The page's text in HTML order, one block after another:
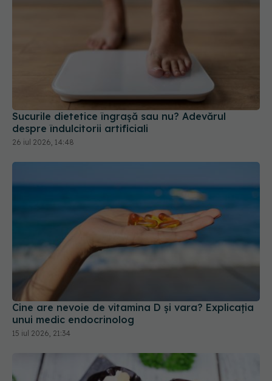
Sucurile dietetice îngrașă sau nu? Adevărul
despre îndulcitorii artificiali
26 iul 2026, 14:48
Cine are nevoie de vitamina D și vara? Explicația
unui medic endocrinolog
15 iul 2026, 21:34